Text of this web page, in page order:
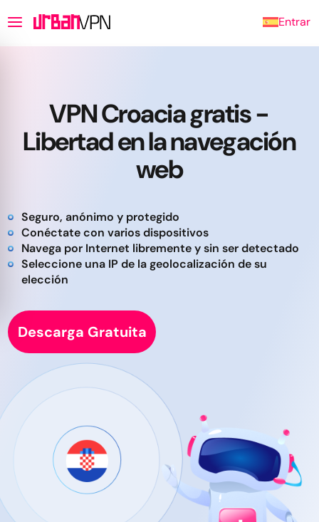
Entrar
VPN Croacia gratis -
Libertad en la navegación
web
Seguro, anónimo y protegido
Conéctate con varios dispositivos
Navega por Internet libremente y sin ser detectado
Seleccione una IP de la geolocalización de su
elección
Descarga Gratuita